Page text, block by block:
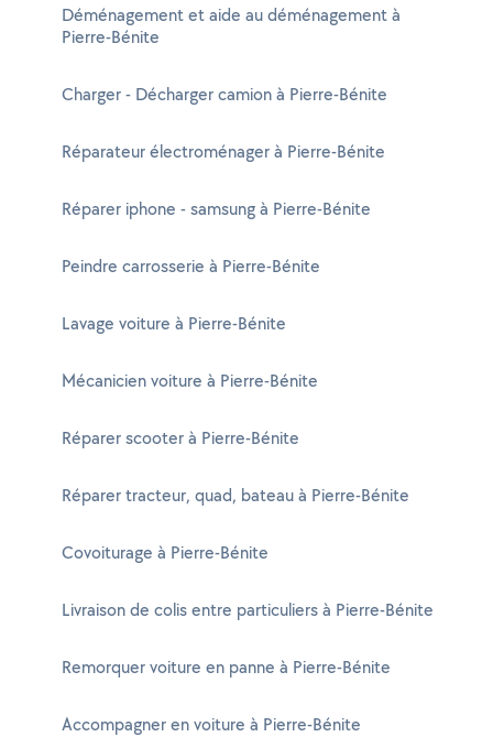
Déménagement et aide au déménagement à
Pierre-Bénite
Charger - Décharger camion à Pierre-Bénite
Réparateur électroménager à Pierre-Bénite
Réparer iphone - samsung à Pierre-Bénite
Peindre carrosserie à Pierre-Bénite
Lavage voiture à Pierre-Bénite
Mécanicien voiture à Pierre-Bénite
Réparer scooter à Pierre-Bénite
Réparer tracteur, quad, bateau à Pierre-Bénite
Covoiturage à Pierre-Bénite
Livraison de colis entre particuliers à Pierre-Bénite
Remorquer voiture en panne à Pierre-Bénite
Accompagner en voiture à Pierre-Bénite